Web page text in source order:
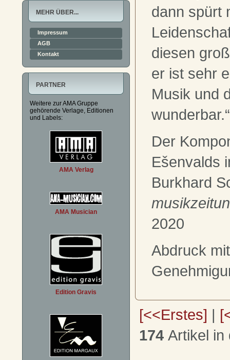
MEHR ÜBER...
Impressum
AGB
Kontakt
PARTNER
Weitere zur AMA Gruppe
gehörende Verlage, Editionen
und Labels:
AMA Verlag
AMA Musician
Edition Gravis
dann spürt
diesen
er ist sehr
Musik und
wunderbar.“
Der
Ešenvalds
Burkhard
2020
Abdruck
[<<Erstes] |
174 Artikel in